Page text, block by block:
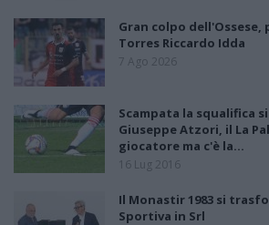
Gran colpo dell'Ossese,
Torres Riccardo Idda
7 Ago 2026
Scampata la squalifica
Giuseppe Atzori, il La
giocatore ma c'è la…
16 Lug 2016
Il Monastir 1983 si
Sportiva in Srl